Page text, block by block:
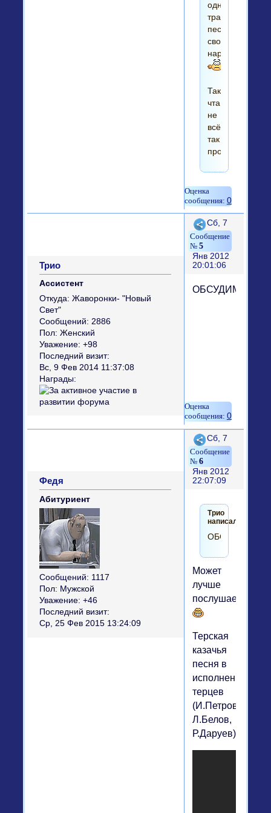
одну
традиционную
песню
своего
народа...
Так
чта
не
всё
так
просто....
0
Поделиться
5
Сб, 7
Янв 2012
20:01:06
Трио
Ассистент
Откуда: Жаворонки- "Новый
Свет"
Сообщений: 2886
Пол: Женский
Уважение: +98
Последний визит:
Вс, 9 Фев 2014 11:37:08
Награды:
0
Поделиться
6
Сб, 7
Янв 2012
22:07:09
Федя
Абитуриент
Сообщений: 1117
Пол: Мужской
Уважение: +46
Последний визит:
Ср, 25 Фев 2015 13:24:09
Трио
написал(а):
Может
лучше
послушаем?
Терская
казачья
песня в
исполнении
терцев
(И.Петров,
Л.Белов,
Р.Даруев).